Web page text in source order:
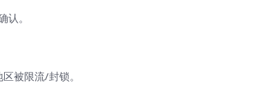
。
被限流/封锁。